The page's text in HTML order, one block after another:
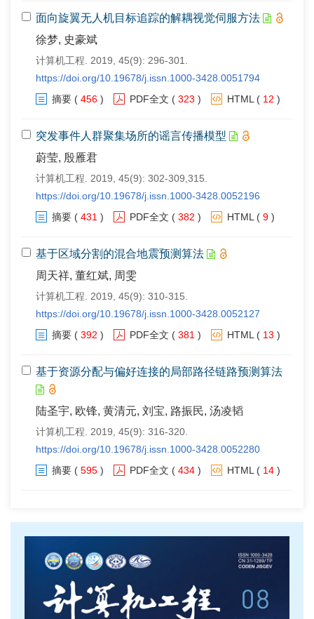
面向旋翼无人机目标追踪的解耦视觉伺服方法
徐梦, 史豪斌
计算机工程. 2019, 45(9): 296-301.
https://doi.org/10.19678/j.issn.1000-3428.0051794
摘要 ( 456 ) PDF全文 ( 323 ) HTML ( 12 )
突发事件人群聚集场所的谣言传播模型
蔚莹, 殷雁君
计算机工程. 2019, 45(9): 302-309,315.
https://doi.org/10.19678/j.issn.1000-3428.0052196
摘要 ( 431 ) PDF全文 ( 382 ) HTML ( 9 )
基于区域分割的混合地震预测算法
周天祥, 董红斌, 周雯
计算机工程. 2019, 45(9): 310-315.
https://doi.org/10.19678/j.issn.1000-3428.0052127
摘要 ( 392 ) PDF全文 ( 381 ) HTML ( 13 )
基于资源分配与偏好连接的局部路径链路预测算法
陆圣宇, 欧锋, 黄清元, 刘宝, 路振民, 汤凌韬
计算机工程. 2019, 45(9): 316-320.
https://doi.org/10.19678/j.issn.1000-3428.0052280
摘要 ( 595 ) PDF全文 ( 434 ) HTML ( 14 )